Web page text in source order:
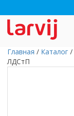
Главная / Каталог /
ЛДСтП